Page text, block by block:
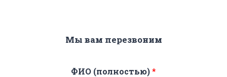
Мы вам перезвоним
ФИО (полностью)*